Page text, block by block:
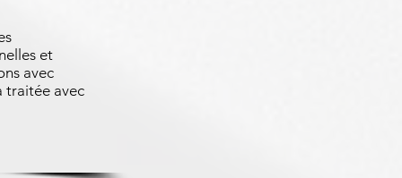
et
avec
traitée avec